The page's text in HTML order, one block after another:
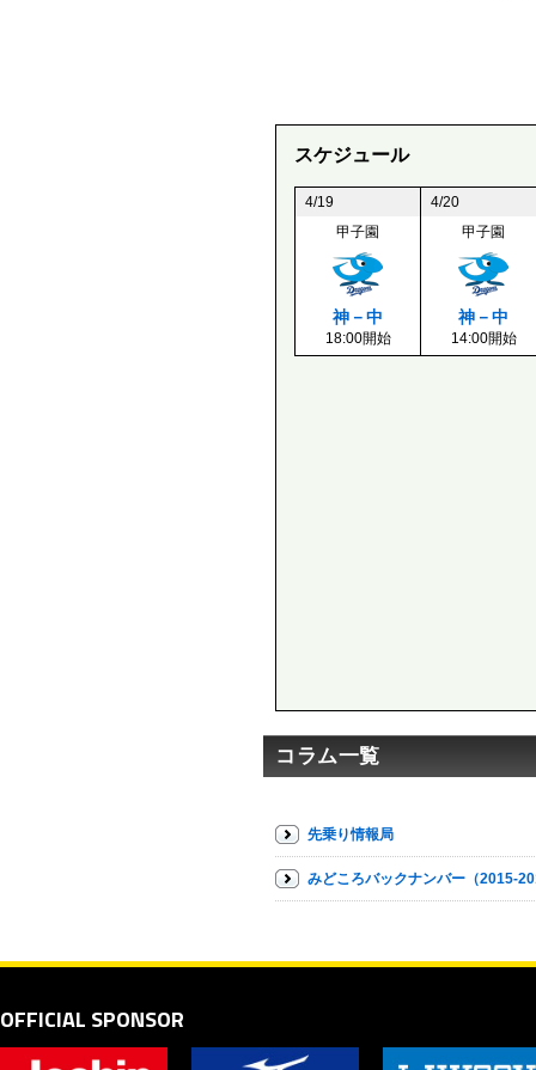
スケジュール
4/19
4/20
甲子園
神－中
18:00開始
甲子園
神－中
14:00開始
コラム一覧
先乗り情報局
みどころバックナンバー（2015-
OFFICIAL SPONSOR